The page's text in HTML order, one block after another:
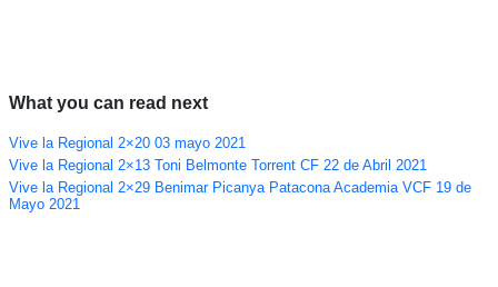
What you can read next
Vive la Regional 2×20 03 mayo 2021
Vive la Regional 2×13 Toni Belmonte Torrent CF 22 de Abril 2021
Vive la Regional 2×29 Benimar Picanya Patacona Academia VCF 19 de
Mayo 2021